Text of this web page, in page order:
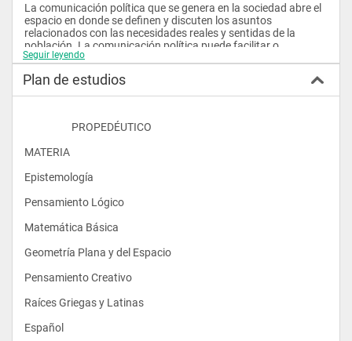
La comunicación política que se genera en la sociedad abre el
espacio en donde se definen y discuten los asuntos
relacionados con las necesidades reales y sentidas de la
población. La comunicación política puede facilitar o
entorpecer las discusiones sociales y la participación de los
La comunicación política evidencia la calidad de las relaciones
sociales cuando establece las formas de acceso a la
información y al ejercicio de las libertades de opinión y
expresión en las discusiones sobre las preocupaciones y
controversias de interés público. Es un requisito para que
exista una verdadera participación de los ciudadanos en la
construcción de una democracia.
La carrera de Comunicación Social con mención en
Comunicación Política responde a la necesidad de que esta
actividad sea gestionada por profesionales especializados y
que afronten los retos de la Era del Conocimiento y
Seguir leyendo
Plan de estudios
                    PROPEDÉUTICO
MATERIA
Epistemología
Pensamiento Lógico
Matemática Básica
Geometría Plana y del Espacio
Pensamiento Creativo
Raíces Griegas y Latinas
Español